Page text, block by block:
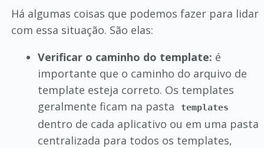
Há algumas coisas que podemos fazer para lidar
com essa situação. São elas:
Verificar o caminho do template: é
importante que o caminho do arquivo de
template esteja correto. Os templates
geralmente ficam na pasta
templates
dentro de cada aplicativo ou em uma pasta
centralizada para todos os templates,